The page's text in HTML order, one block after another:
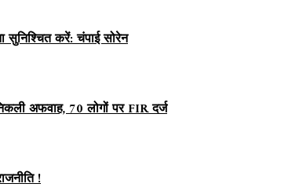
सुनिश्चित करें: चंपाई सोरेन
अफवाह, 70 लोगों पर FIR दर्ज
!